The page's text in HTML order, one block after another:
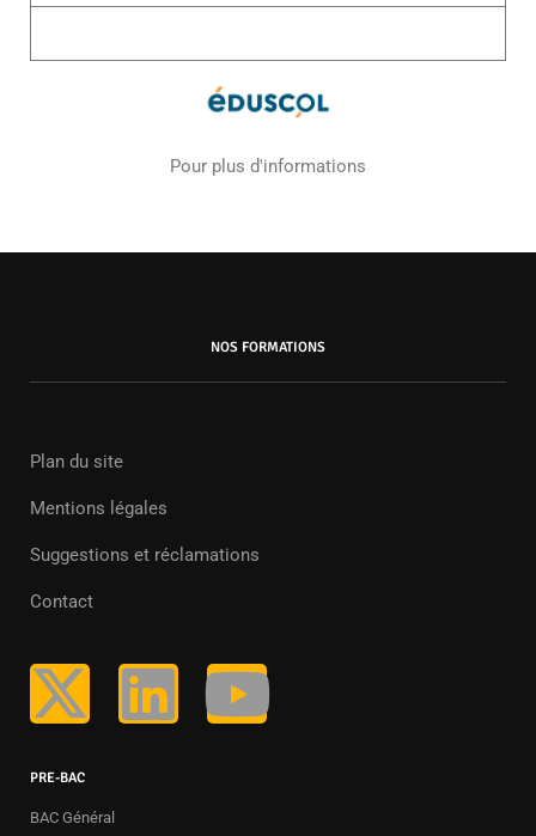
Pour plus d'informations
NOS FORMATIONS
Plan du site
Mentions légales
Suggestions et réclamations
Contact
PRE-BAC
BAC Général